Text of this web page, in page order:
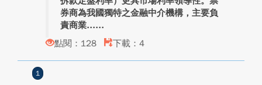
券商為我國獨特之金融中介機構，主要負
責商業...
點閱：128
下載：4
1